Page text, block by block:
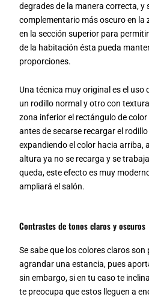
degrades de la manera correcta, y
complementario más oscuro en la
en la sección superior para
de la habitación ésta pueda
proporciones.
Una técnica muy original es el uso
un rodillo normal y otro con
zona inferior el rectángulo de
antes de secarse recargar el
expandiendo el color hacia arriba,
altura ya no se recarga y se
queda, este efecto es muy
ampliará el salón.
Contrastes de tonos claros y oscuros
Se sabe que los colores claros
agrandar una estancia, pues
sin embargo, si en tu caso te
te preocupa que estos lleguen a